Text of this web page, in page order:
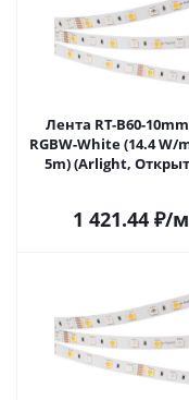
Лента RT-B60-
RGBW-White (14.4 W/
5m) (Arlight,
1 421.44₽/м